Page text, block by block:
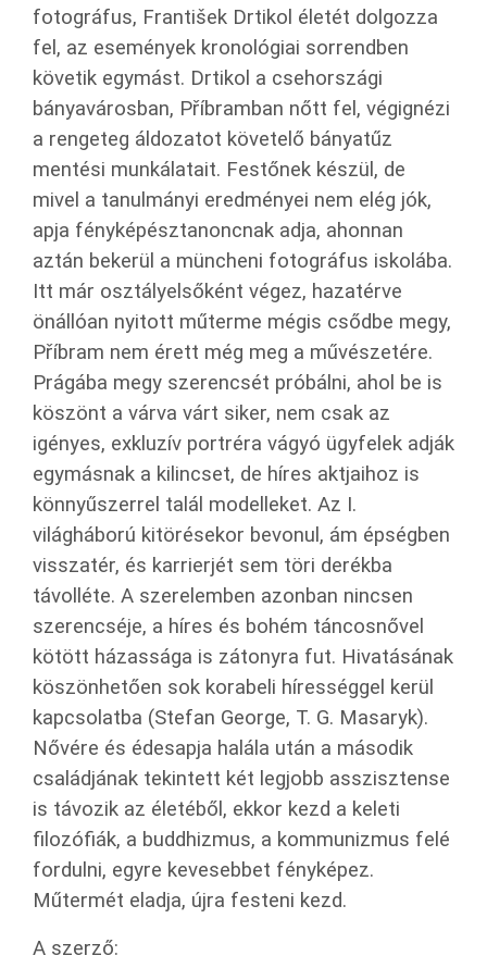
fotográfus, František Drtikol életét dolgozza
fel, az események kronológiai sorrendben
követik egymást. Drtikol a csehországi
bányavárosban, Příbramban nőtt fel, végignézi
a rengeteg áldozatot követelő bányatűz
mentési munkálatait. Festőnek készül, de
mivel a tanulmányi eredményei nem elég jók,
apja fényképésztanoncnak adja, ahonnan
aztán bekerül a müncheni fotográfus iskolába.
Itt már osztályelsőként végez, hazatérve
önállóan nyitott műterme mégis csődbe megy,
Příbram nem érett még meg a művészetére.
Prágába megy szerencsét próbálni, ahol be is
köszönt a várva várt siker, nem csak az
igényes, exkluzív portréra vágyó ügyfelek adják
egymásnak a kilincset, de híres aktjaihoz is
könnyűszerrel talál modelleket. Az I.
világháború kitörésekor bevonul, ám épségben
visszatér, és karrierjét sem töri derékba
távolléte. A szerelemben azonban nincsen
szerencséje, a híres és bohém táncosnővel
kötött házassága is zátonyra fut. Hivatásának
köszönhetően sok korabeli hírességgel kerül
kapcsolatba (Stefan George, T. G. Masaryk).
Nővére és édesapja halála után a második
családjának tekintett két legjobb asszisztense
is távozik az életéből, ekkor kezd a keleti
filozófiák, a buddhizmus, a kommunizmus felé
fordulni, egyre kevesebbet fényképez.
Műtermét eladja, újra festeni kezd.
A szerző: